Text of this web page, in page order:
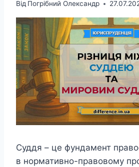
Від Погрібний Олександр
Суддя – це фундамент
в нормативно-правовому